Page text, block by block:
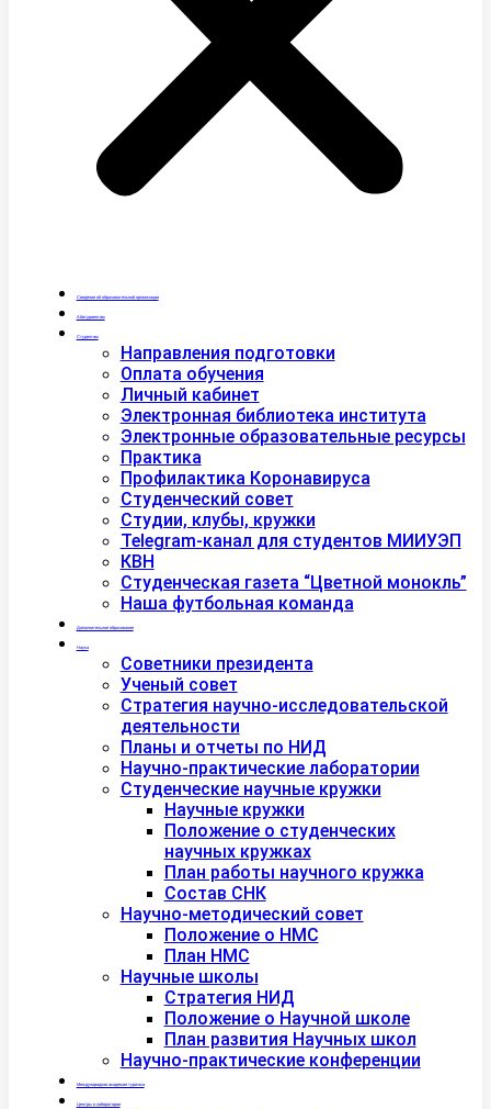
Сведения об образовательной организации
Абитуриентам
Студентам
Направления подготовки
Оплата обучения
Личный кабинет
Электронная библиотека института
Электронные образовательные ресурсы
Практика
Профилактика Коронавируса
Студенческий совет
Студии, клубы, кружки
Telegram-канал для студентов МИИУЭП
КВН
Студенческая газета “Цветной монокль”
Наша футбольная команда
Дополнительное образование
Наука
Советники президента
Ученый совет
Стратегия научно-исследовательской
деятельности
Планы и отчеты по НИД
Научно-практические лаборатории
Студенческие научные кружки
Научные кружки
Положение о студенческих
научных кружках
План работы научного кружка
Состав СНК
Научно-методический совет
Положение о НМС
План НМС
Научные школы
Стратегия НИД
Положение о Научной школе
План развития Научных школ
Научно-практические конференции
Международная академия туризма
Центры и лаборатории